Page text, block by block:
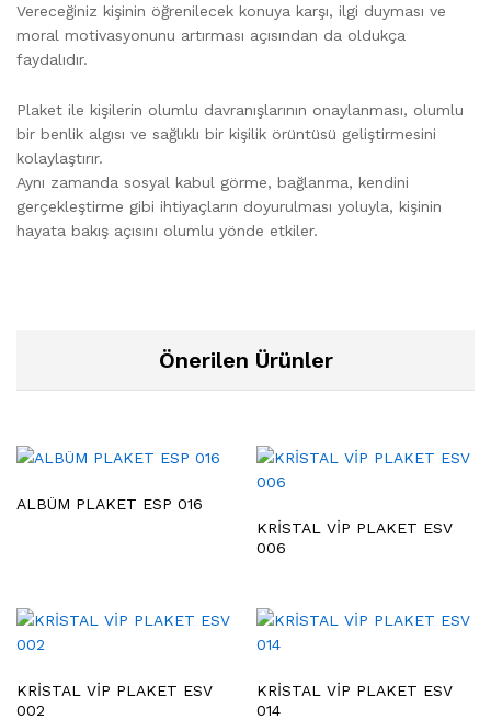
Vereceğiniz kişinin öğrenilecek konuya karşı, ilgi duyması ve
moral motivasyonunu artırması açısından da oldukça
faydalıdır.
Plaket ile kişilerin olumlu davranışlarının onaylanması, olumlu
bir benlik algısı ve sağlıklı bir kişilik örüntüsü geliştirmesini
kolaylaştırır.
Aynı zamanda sosyal kabul görme, bağlanma, kendini
gerçekleştirme gibi ihtiyaçların doyurulması yoluyla, kişinin
hayata bakış açısını olumlu yönde etkiler.
Önerilen Ürünler
ALBÜM PLAKET ESP 016
KRİSTAL VİP PLAKET ESV
006
KRİSTAL VİP PLAKET ESV
002
KRİSTAL VİP PLAKET ESV
014